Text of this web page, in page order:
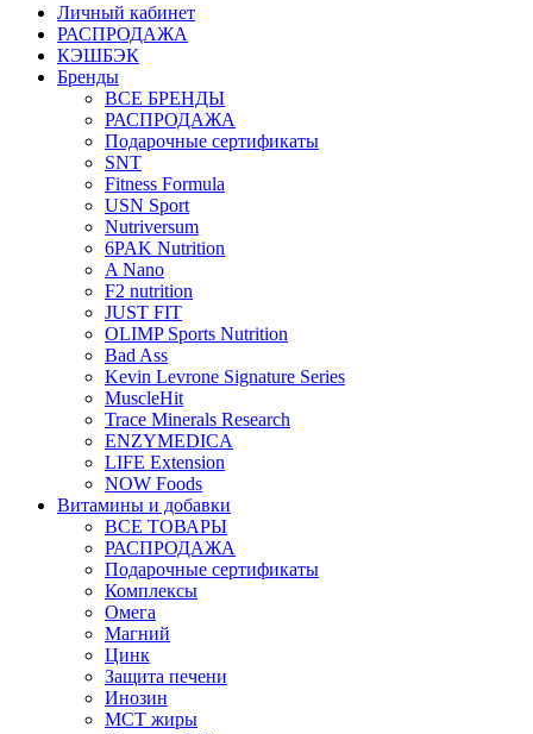
Личный кабинет
РАСПРОДАЖА
КЭШБЭК
Бренды
ВСЕ БРЕНДЫ
РАСПРОДАЖА
Подарочные сертификаты
SNT
Fitness Formula
USN Sport
Nutriversum
6PAK Nutrition
A Nano
F2 nutrition
JUST FIT
OLIMP Sports Nutrition
Bad Ass
Kevin Levrone Signature Series
MuscleHit
Trace Minerals Research
ENZYMEDICA
LIFE Extension
NOW Foods
Витамины и добавки
ВСЕ ТОВАРЫ
РАСПРОДАЖА
Подарочные сертификаты
Комплексы
Омега
Магний
Цинк
Защита печени
Инозин
МСТ жиры